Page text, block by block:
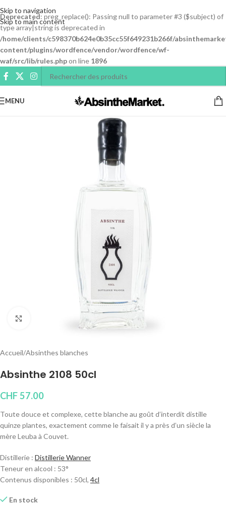
Deprecated: preg_replace(): Passing null to parameter #3 ($subject) of
type array|string is deprecated in
/home/clients/c598370b624e0b35cc55f649231b266f/
content/plugins/wordfence/vendor/wordfence/wf-
waf/src/lib/rules.phpon line 1896
Skip to navigation
Skip to main content
MENU
Cliquez pour agrandir
Accueil/Absinthes blanches
Absinthe 2108 50cl
CHF57.00
Toute douce et complexe, cette blanche au goût d’interdit distille
quinze plantes, exactement comme le faisait il y a près d’un siècle la
mère Leuba à Couvet.
Distillerie : Distillerie Wanner
Teneur en alcool : 53°
Contenus disponibles : 50cl, 4cl
En stock